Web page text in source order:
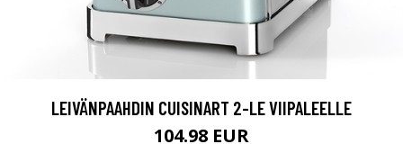
LEIVÄNPAAHDIN CUISINART 2-LE VIIPALEELLE
104.98 EUR